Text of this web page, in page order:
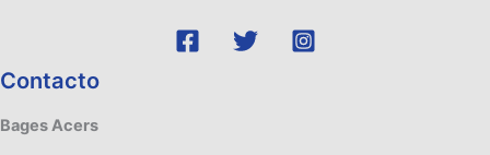
Contacto
Bages Acers